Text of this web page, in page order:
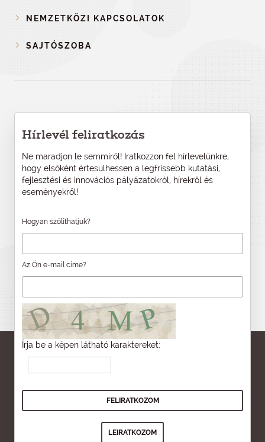
NEMZETKÖZI KAPCSOLATOK
SAJTÓSZOBA
Hírlevél feliratkozás
Ne maradjon le semmiről! Iratkozzon fel hírlevelünkre,
hogy elsőként értesülhessen a legfrissebb kutatási,
fejlesztési és innovációs pályázatokról, hírekről és
eseményekről!
Hogyan szólíthatjuk?
Az Ön e-mail címe?
Írja be a képen látható karaktereket: